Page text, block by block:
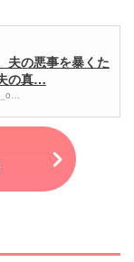
夫の悪事を暴くた
の真…